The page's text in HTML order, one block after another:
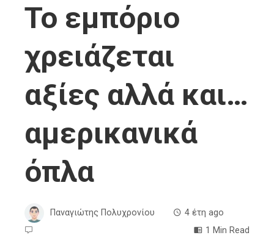
Το εμπόριο
χρειάζεται
αξίες αλλά και…
αμερικανικά
όπλα
Παναγιώτης Πολυχρονίου
4 έτη ago
1 Min Read